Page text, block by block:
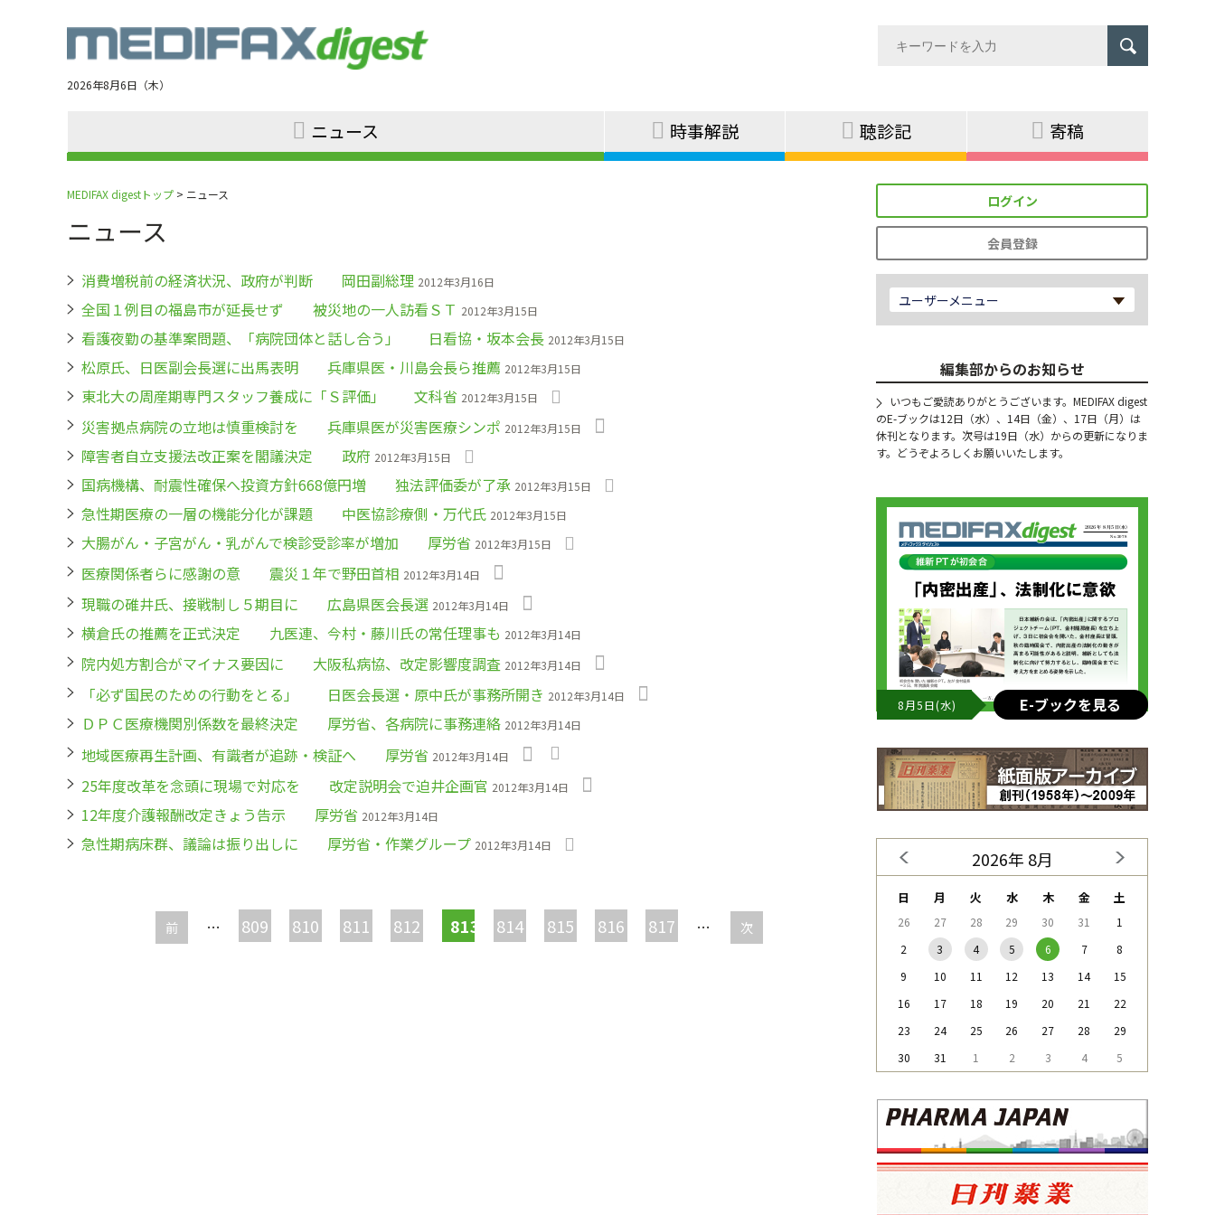
navigation
2026年8月6日（木）
ニュース 時事解説 聴診記 寄稿
MEDIFAX digestトップ > ニュース
ニュース
消費増税前の経済状況、政府が判断 岡田副総理 2012年3月16日
全国１例目の福島市が延長せず 被災地の一人訪看ＳＴ 2012年3月15日
看護夜勤の基準案問題、「病院団体と話し合う」 日看協・坂本会長 2012年3月15日
松原氏、日医副会長選に出馬表明 兵庫県医・川島会長ら推薦 2012年3月15日
東北大の周産期専門スタッフ養成に「Ｓ評価」 文科省 2012年3月15日
災害拠点病院の立地は慎重検討を 兵庫県医が災害医療シンポ 2012年3月15日
障害者自立支援法改正案を閣議決定 政府 2012年3月15日
国病機構、耐震性確保へ投資方針668億円増 独法評価委が了承 2012年3月15日
急性期医療の一層の機能分化が課題 中医協診療側・万代氏 2012年3月15日
大腸がん・子宮がん・乳がんで検診受診率が増加 厚労省 2012年3月15日
医療関係者らに感謝の意 震災１年で野田首相 2012年3月14日
現職の碓井氏、接戦制し５期目に 広島県医会長選 2012年3月14日
横倉氏の推薦を正式決定 九医連、今村・藤川氏の常任理事も 2012年3月14日
院内処方割合がマイナス要因に 大阪私病協、改定影響度調査 2012年3月14日
「必ず国民のための行動をとる」 日医会長選・原中氏が事務所開き 2012年3月14日
ＤＰＣ医療機関別係数を最終決定 厚労省、各病院に事務連絡 2012年3月14日
地域医療再生計画、有識者が追跡・検証へ 厚労省 2012年3月14日
25年度改革を念頭に現場で対応を 改定説明会で迫井企画官 2012年3月14日
12年度介護報酬改定きょう告示 厚労省 2012年3月14日
急性期病床群、議論は振り出しに 厚労省・作業グループ 2012年3月14日
前 … 809 810 811 812 813 814 815 816 817 … 次
ログイン
会員登録
ユーザーメニュー
編集部からのお知らせ
いつもご愛読ありがとうございます。MEDIFAX digest
のE-ブックは12日（水）、14日（金）、17日（月）は
休刊となります。次号は19日（水）からの更新になりま
す。どうぞよろしくお願いいたします。
8月5日(水) E-ブックを見る
2026年 8月
日 月 火 水 木 金 土
26 27 28 29 30 31
1
2
3 4 5 6 7
8
9
10 11 12 13 14
15
16
17 18 19 20 21
22
23
24 25 26 27 28
29
30
31 1 2 3 4 5